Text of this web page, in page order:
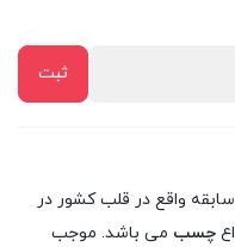
واقع در قلب کشور در
چسب می باشد. موجب